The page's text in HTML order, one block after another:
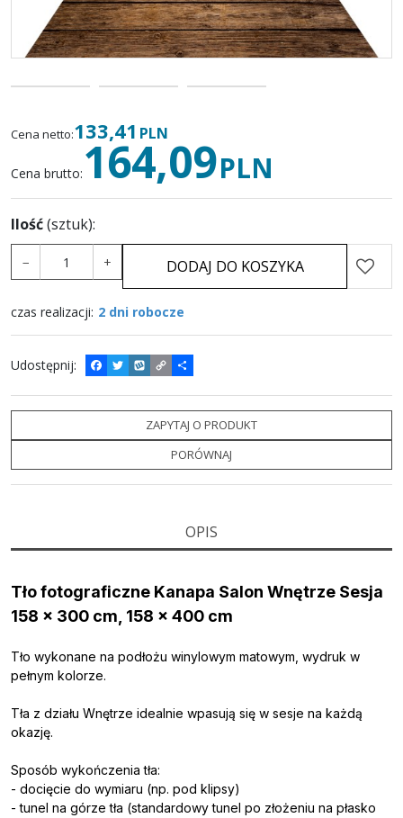
Cena netto:133,41 PLN
Cena brutto: 164,09PLN
Ilość(sztuk):
− + DODAJ DO KOSZYKA
czas realizacji: 2 dni robocze
Udostępnij:
F
a
c
e
o
k
T
w
i
t
e
W
y
k
o
C
o
p
y
L
i
k
P
o
d
z
i
e
l
s
i
ZAPYTAJ O PRODUKT
PORÓWNAJ
OPIS
Tło fotograficzne Kanapa Salon Wnętrze Sesja
158 x 300 cm, 158 x 400 cm
Tło wykonane na podłożu winylowym matowym, wydruk w
pełnym kolorze.
Tła z działu Wnętrze idealnie wpasują się w sesje na każdą
okazję.
Sposób wykończenia tła:
- docięcie do wymiaru (np. pod klipsy)
- tunel na górze tła (standardowy tunel po złożeniu na płasko